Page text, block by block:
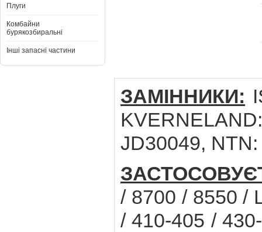
Плуги
Комбайни
бурякозбиральні
Інші запасні частини
ЗАМІННИКИ:
JD30049,
/ 8700 / 8550 /
/ 410-405 /